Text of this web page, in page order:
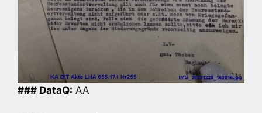
### DataQ: AA